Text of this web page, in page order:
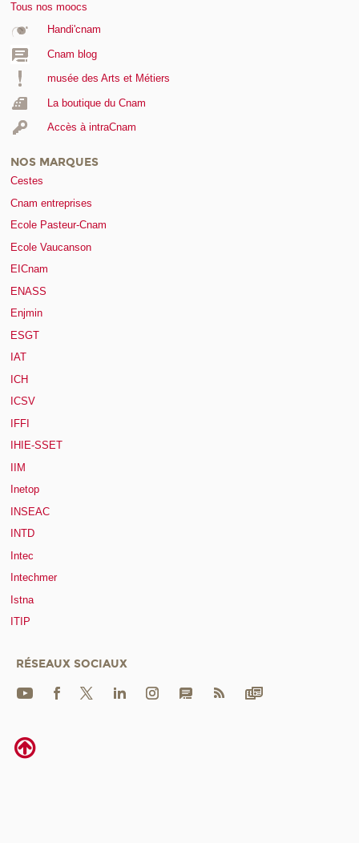
Tous nos moocs
Handi'cnam
Cnam blog
musée des Arts et Métiers
La boutique du Cnam
Accès à intraCnam
NOS MARQUES
Cestes
Cnam entreprises
Ecole Pasteur-Cnam
Ecole Vaucanson
EICnam
ENASS
Enjmin
ESGT
IAT
ICH
ICSV
IFFI
IHIE-SSET
IIM
Inetop
INSEAC
INTD
Intec
Intechmer
Istna
ITIP
RÉSEAUX SOCIAUX